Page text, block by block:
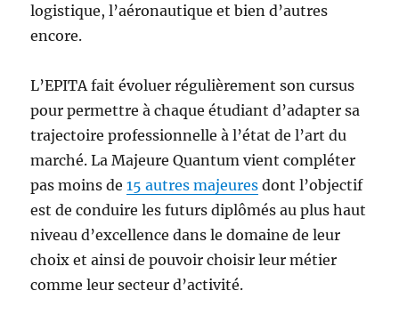
logistique, l’aéronautique et bien d’autres
encore.
L’EPITA fait évoluer régulièrement son cursus
pour permettre à chaque étudiant d’adapter sa
trajectoire professionnelle à l’état de l’art du
marché. La Majeure Quantum vient compléter
pas moins de15 autres majeures dont l’objectif
est de conduire les futurs diplômés au plus haut
niveau d’excellence dans le domaine de leur
choix et ainsi de pouvoir choisir leur métier
comme leur secteur d’activité.